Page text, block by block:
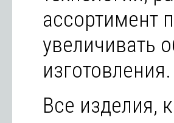
ассортимент
увеличивать
изготовления.
Все изделия,